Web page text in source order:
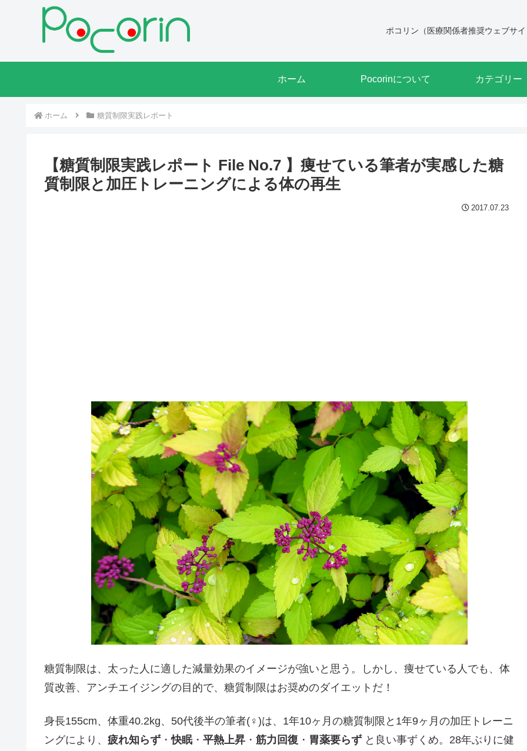
ポコリン（医療関係者推奨ウェブサ
ホーム Pocorinについて カテゴリー
ホーム 糖質制限実践レポート
【糖質制限実践レポート File No.7 】痩せている筆者が実感した糖
質制限と加圧トレーニングによる体の再生
2017.07.23
糖質制限は、太った人に適した減量効果のイメージが強いと思う。しかし、痩せている人でも、体
質改善、アンチエイジングの目的で、糖質制限はお奨めのダイエットだ！
身長155cm、体重40.2kg、50代後半の筆者(♀)は、1年10ヶ月の糖質制限と1年9ヶ月の加圧トレーニ
ングにより、 疲れ知らず・快眠・ 平熱上昇・ 筋力回復 ・ 胃薬要らずと良い事ずくめ。28年ぶりに健